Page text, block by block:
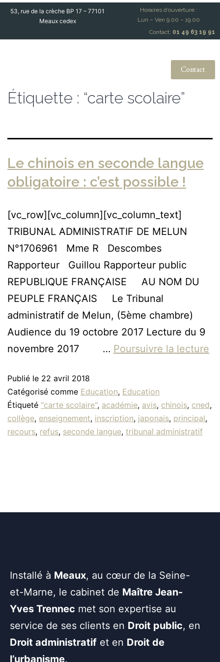
53, rue de la crèche BP 17 – 77101
Meaux cedex
Horaires d’ouverture :
Lun – Ven 9.00 – 19.00
Contact: 01 49 63 19 91
Contact
Étiquette : “carte scolaire”
Le chinois en seconde langue
obligatoire : c’est possible !
[vc_row][vc_column][vc_column_text]
TRIBUNAL ADMINISTRATIF DE MELUN
N°1706961 Mme R Descombes
Rapporteur Guillou Rapporteur public
REPUBLIQUE FRANÇAISE AU NOM DU
PEUPLE FRANÇAIS Le Tribunal
administratif de Melun, (5ème chambre)
Audience du 19 octobre 2017 Lecture du 9
novembre 2017 … Poursuivre la lecture
Publié le 22 avril 2018
Catégorisé comme Education, Education
Étiqueté "carte scolaire", académie, avis, chinois, cned,
collège, enseignement, inscription, japonais, principal,
recours, refus, seconde langue, tribunal administratif
Installé à Meaux, au cœur de la Seine-
et-Marne, le cabinet de Maître Jean-
Yves Trennec met son expertise au
service de ses clients en Droit public, en
Droit administratif et en Droit de
l’urbanisme.